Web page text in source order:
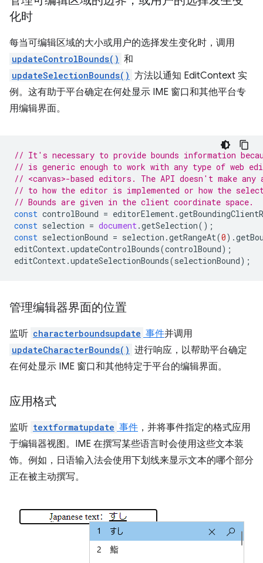
化时
每当可编辑区域的大小或用户的选择发生变化时，调用
updateControlBounds() 和
updateSelectionBounds() 方法以通知 EditContext 实
例。这有助于平台确定在何处显示 IME 窗口和其他平台专
用编辑界面。
// It's necessary to provide bounds information
// is generic enough to work with any type of web
// <canvas>-based editors. The API doesn't make any
// to how the editor is implemented or how the
// Bounds are given in the client coordinate space.
const controlBound = editorElement.
const selection = document.getSelection();
const selectionBound = selection .getRangeAt(0).
editContext.updateControlBounds(controlBound);
editContext.updateSelectionBounds(selectionBound);
管理编辑器界面的位置
监听 characterboundsupdate 事件并调用
updateCharacterBounds() 进行响应，以帮助平台确定
在何处显示 IME 窗口和其他特定于平台的编辑界面。
应用格式
监听 textformatupdate 事件 ，并将事件指定的格式应用
于编辑器视图。IME 在撰写某些语言时会使用这些文本装
饰。例如，日语输入法会使用下划线来显示文本的哪个部分
正在被主动撰写。